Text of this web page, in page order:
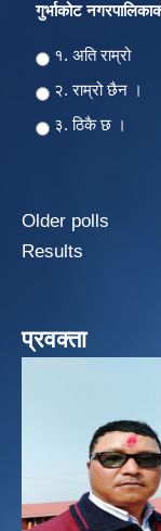
गुर्भाकोट
Choices
१. अति राम्रो
२‍‍. राम्रो छैन ।
३. ठिकै छ ।
Older polls
Results
प्रवक्ता